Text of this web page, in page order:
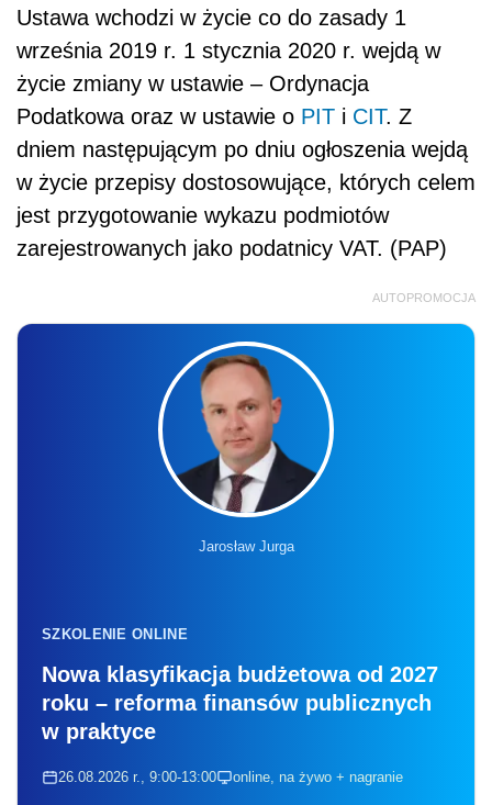
Ustawa wchodzi w życie co do zasady 1
września 2019 r. 1 stycznia 2020 r. wejdą w
życie zmiany w ustawie – Ordynacja
Podatkowa oraz w ustawie o PIT i CIT. Z
dniem następującym po dniu ogłoszenia wejdą
w życie przepisy dostosowujące, których celem
jest przygotowanie wykazu podmiotów
zarejestrowanych jako podatnicy VAT. (PAP)
AUTOPROMOCJA
Jarosław Jurga
SZKOLENIE ONLINE
Nowa klasyfikacja budżetowa od 2027
roku – reforma finansów publicznych
w praktyce
26.08.2026 r., 9:00-13:00 online, na żywo + nagranie